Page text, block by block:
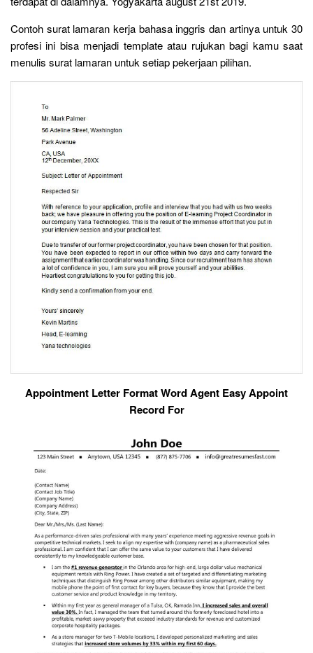
Contoh surat lamaran kerja bahasa inggris dan artinya untuk 30
profesi ini bisa menjadi template atau rujukan bagi kamu saat
menulis surat lamaran untuk setiap pekerjaan pilihan.
Appointment Letter Format Word Agent Easy Appoint
Record For